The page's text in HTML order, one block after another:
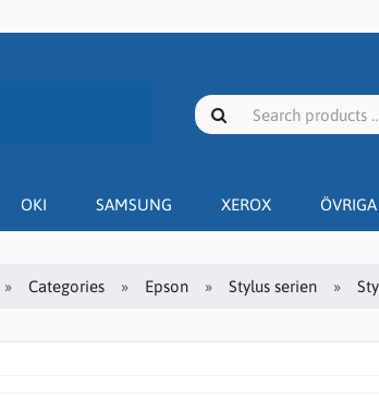
OKI SAMSUNG XEROX ÖVRIGA
Categories Epson Stylus serien